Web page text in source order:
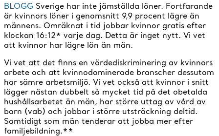
BLOGG Sverige har inte jämställda löner. Fortfarande
är kvinnors löner i genomsnitt 9,9 procent lägre än
männens. Omräknat i tid jobbar kvinnor gratis efter
klockan 16:12* varje dag. Detta är inget nytt. Vi vet
att kvinnor har lägre lön än män.
Vi vet att det finns en värdediskriminering av kvinnors
arbete och att kvinnodominerade branscher dessutom
har sämre arbetsmiljö. Vi vet också att kvinnor i snitt
lägger nästan dubbelt så mycket tid på det obetalda
hushållsarbetet än män, har större uttag av vård av
barn (vab) och jobbar i större utsträckning deltid.
Samtidigt som män tenderar att jobba mer efter
familjebildning.**